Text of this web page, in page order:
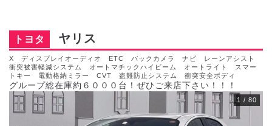
トヨタ ヤリス
X ディスプレイオーディオ ETC バックカメラ ナビ レーンアシスト
衝突被害軽減システム オートマチックハイビーム オートライト スマー
トキー 電動格納ミラー CVT 盗難防止システム 衝突安全ボディ
グループ総在庫約６０００台！ぜひご来店下さい！！！
1 / 80